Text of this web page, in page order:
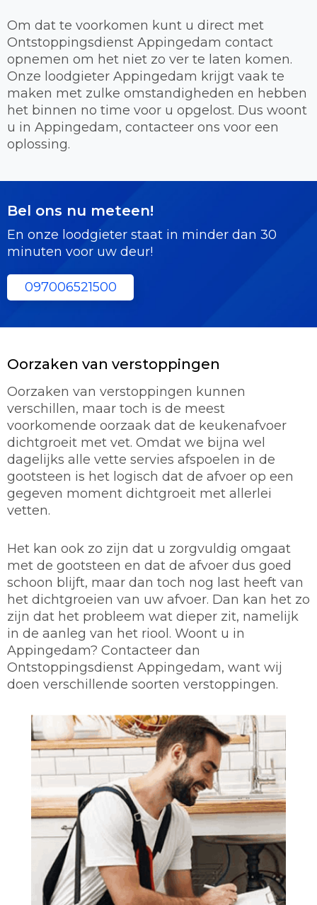
Om dat te voorkomen kunt u direct met
Ontstoppingsdienst Appingedam contact
opnemen om het niet zo ver te laten komen.
Onze loodgieter Appingedam krijgt vaak te
maken met zulke omstandigheden en hebben
het binnen no time voor u opgelost. Dus woont
u in Appingedam, contacteer ons voor een
oplossing.
Bel ons nu meteen!
En onze loodgieter staat in minder dan 30
minuten voor uw deur!
097006521500
Oorzaken van verstoppingen
Oorzaken van verstoppingen kunnen
verschillen, maar toch is de meest
voorkomende oorzaak dat de keukenafvoer
dichtgroeit met vet. Omdat we bijna wel
dagelijks alle vette servies afspoelen in de
gootsteen is het logisch dat de afvoer op een
gegeven moment dichtgroeit met allerlei
vetten.
Het kan ook zo zijn dat u zorgvuldig omgaat
met de gootsteen en dat de afvoer dus goed
schoon blijft, maar dan toch nog last heeft van
het dichtgroeien van uw afvoer. Dan kan het zo
zijn dat het probleem wat dieper zit, namelijk
in de aanleg van het riool. Woont u in
Appingedam? Contacteer dan
Ontstoppingsdienst Appingedam, want wij
doen verschillende soorten verstoppingen.